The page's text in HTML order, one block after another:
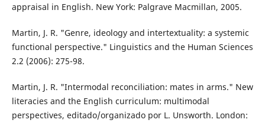
appraisal in English. New York: Palgrave Macmillan, 2005.
Martin, J. R. "Genre, ideology and intertextuality: a systemic
functional perspective." Linguistics and the Human Sciences
2.2 (2006): 275-98.
Martin, J. R. "Intermodal reconciliation: mates in arms." New
literacies and the English curriculum: multimodal
perspectives, editado/organizado por L. Unsworth. London: